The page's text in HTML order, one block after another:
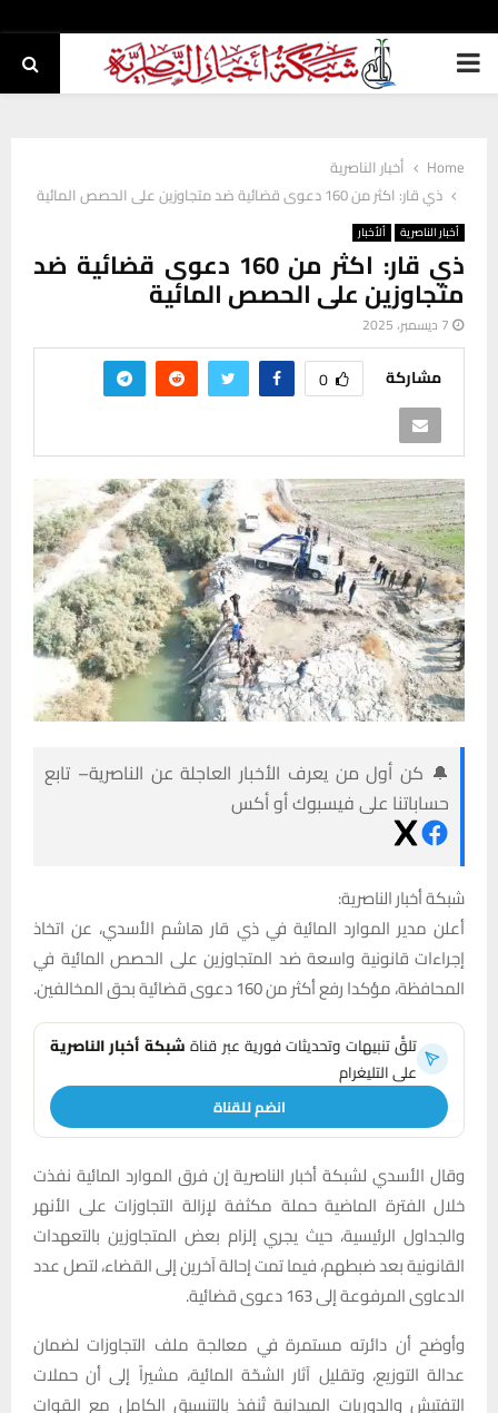
PRIMARY
Home
أخبار الناصرية
ذي قار: اكثر من 160 دعوى قضائية ضد متجاوزين على الحصص المائية
أخبار الناصرية ألأخبار
ذي قار: اكثر من 160 دعوى قضائية ضد
متجاوزين على الحصص المائية
7 ديسمبر، 2025
مشاركة 0
🔔 كن أول من يعرف الأخبار العاجلة عن الناصرية– تابع
حساباتنا على فيسبوك أو أكس
شبكة أخبار الناصرية:
أعلن مدير الموارد المائية في ذي قار هاشم الأسدي، عن اتخاذ
إجراءات قانونية واسعة ضد المتجاوزين على الحصص المائية في
المحافظة، مؤكدا رفع أكثر من 160 دعوى قضائية بحق المخالفين.
تلقَّ تنبيهات وتحديثات فورية عبر قناةشبكة أخبار الناصرية
على التليغرام
انضم للقناة
وقال الأسدي لشبكة أخبار الناصرية إن فرق الموارد المائية نفذت
خلال الفترة الماضية حملة مكثفة لإزالة التجاوزات على الأنهر
والجداول الرئيسية، حيث يجري إلزام بعض المتجاوزين بالتعهدات
القانونية بعد ضبطهم، فيما تمت إحالة آخرين إلى القضاء، لتصل عدد
الدعاوى المرفوعة إلى 163 دعوى قضائية.
وأوضح أن دائرته مستمرة في معالجة ملف التجاوزات لضمان
عدالة التوزيع، وتقليل آثار الشحّة المائية، مشيراً إلى أن حملات
التفتيش والدوريات الميدانية تُنفذ بالتنسيق الكامل مع القوات